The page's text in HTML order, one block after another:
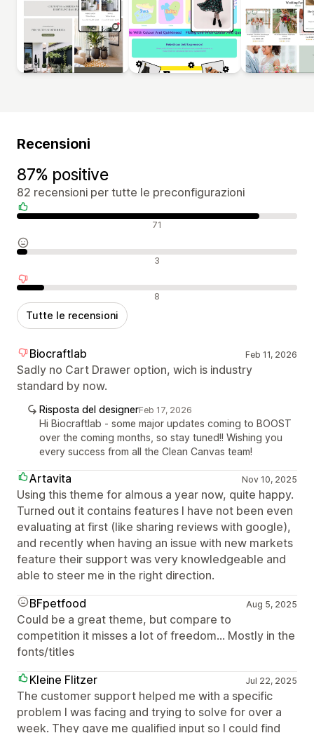
Recensioni
87% positive
82 recensioni per tutte le preconfigurazioni
Recensioni positive 71
Recensioni neutrali 3
Recensioni negative 8
Tutte le recensioni
Biocraftlab Feb 11, 2026
Sadly no Cart Drawer option, wich is industry
standard by now.
Risposta del designerFeb 17, 2026
Hi Biocraftlab - some major updates coming to BOOST
over the coming months, so stay tuned!! Wishing you
every success from all the Clean Canvas team!
Artavita Nov 10, 2025
Using this theme for almous a year now, quite happy.
Turned out it contains features I have not been even
evaluating at first (like sharing reviews with google),
and recently when having an issue with new markets
feature their support was very knowledgeable and
able to steer me in the right direction.
BFpetfood
Aug 5, 2025
Could be a great theme, but compare to
competition it misses a lot of freedom... Mostly in the
fonts/titles
Kleine Flitzer
Jul 22, 2025
The customer support helped me with a specific
problem I was facing and trying to solve for over a
week. They gave me qualified input so I could find